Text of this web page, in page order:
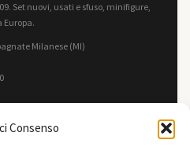
Consenso
Set nuovi, usati e sfuso, minifigure,
Europa.
Milanese (MI)